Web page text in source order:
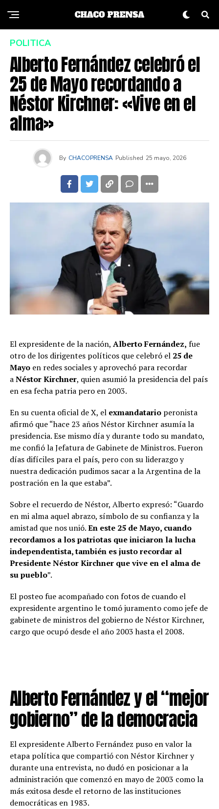
POLITICA
Alberto Fernández celebró el
25 de Mayo recordando a
Néstor Kirchner: «Vive en el
alma»
By CHACOPRENSA Published 25 mayo, 2026
El expresidente de la nación, Alberto Fernández, fue
otro de los dirigentes políticos que celebró el 25 de
Mayo en redes sociales y aprovechó para recordar
aNéstor Kirchner, quien asumió la presidencia del país
en esa fecha patria pero en 2003.
En su cuenta oficial de X, el exmandatario peronista
afirmó que “hace 23 años Néstor Kirchner asumía la
presidencia. Ese mismo día y durante todo su mandato,
me confió la Jefatura de Gabinete de Ministros. Fueron
días difíciles para el país, pero con su liderazgo y
nuestra dedicación pudimos sacar a la Argentina de la
postración en la que estaba”.
Sobre el recuerdo de Néstor, Alberto expresó: “Guardo
en mi alma aquel abrazo, símbolo de su confianza y la
amistad que nos unió.En este 25 de Mayo, cuando
recordamos a los patriotas que iniciaron la lucha
independentista, también es justo recordar al
Presidente Néstor Kirchner que vive en el alma de
su pueblo”.
El posteo fue acompañado con fotos de cuando el
expresidente argentino le tomó juramento como jefe de
gabinete de ministros del gobierno de Néstor Kirchner,
cargo que ocupó desde el año 2003 hasta el 2008.
Alberto Fernández y el “mejor
gobierno” de la democracia
El expresidente Alberto Fernández puso en valor la
etapa política que compartió con Néstor Kirchner y
durante una entrevista, no dudó en posicionar a la
administración que comenzó en mayo de 2003 como la
más exitosa desde el retorno de las instituciones
democráticas en 1983.